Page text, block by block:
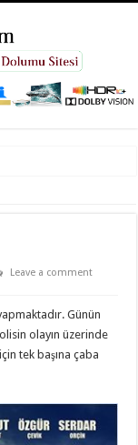
Leave a comment
Günün
olayın üzerinde
tek başına çaba